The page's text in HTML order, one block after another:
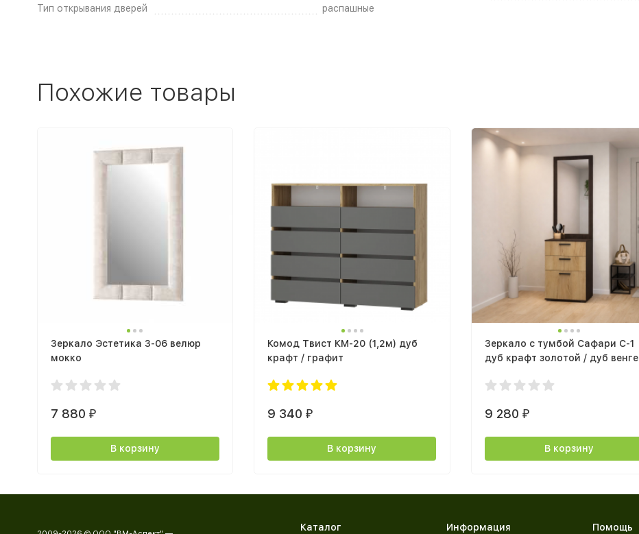
Тип открывания дверей распашные
Похожие товары
Зеркало Эстетика З-06 велюр
мокко
7 880 ₽
В корзину
Комод Твист КМ-20 (1,2м) дуб
крафт / графит
9 340₽
В корзину
Зеркало с тумбой Сафари С-1
дуб крафт золотой / дуб венге
9 280 ₽
В корзину
Каталог Информация Помощь